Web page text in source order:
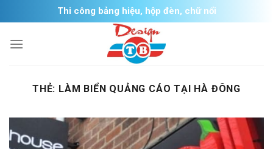
to
content
Thi công bảng hiệu, hộp đèn, chữ nổi
THẺ: LÀM BIỂN QUẢNG CÁO TẠI HÀ ĐÔNG